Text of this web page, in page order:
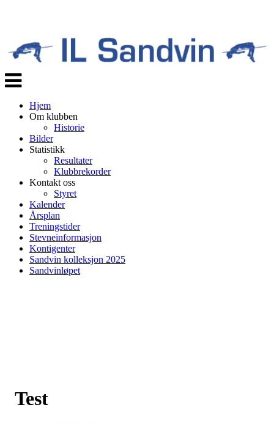
Veksle
navigasjon
Hjem
Om klubben
Historie
Bilder
Statistikk
Resultater
Klubbrekorder
Kontakt oss
Styret
Kalender
Årsplan
Treningstider
Stevneinformasjon
Kontigenter
Sandvin kolleksjon 2025
Sandvinløpet
Test